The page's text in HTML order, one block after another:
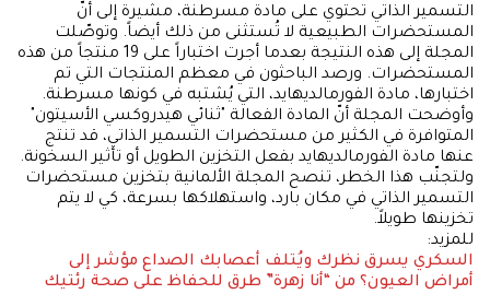
التسمير الذاتي تحتوي على مادة مسرطنة، مشيرة إلى أنّ
المستحضرات الطبيعية لا تُستثنى من ذلك أيضاً. وتوصّلت
المجلة إلى هذه النتيجة بعدما أجرت اختباراً على 19 منتجاً من هذه
المستحضرات. ورصد الباحثون في معظم المنتجات التي تم
اختبارها، مادة الفورمالديهايد، التي يُشتبه في كونها مسرطنة.
وأوضحت المجلة أنّ المادة الفعالة "ثنائي هيدروكسي الأسيتون"
المتوافرة في الكثير من مستحضرات التسمير الذاتي، قد تنتج
عنها مادة الفورمالديهايد بفعل التخزين الطويل أو تأثير السخونة.
ولتجنّب هذا الخطر، تنصح المجلة الألمانية بتخزين مستحضرات
التسمير الذاتي في مكان بارد، واستهلاكها بسرعة، كي لا يتم
تخزينها طويلاً.
للمزيد:
السكري يسرق نظرك ويُتلف أعصابك الصداع مؤشر إلى
أمراض العيون؟ من “أنا زهرة” طرق للحفاظ على صحة رئتيك